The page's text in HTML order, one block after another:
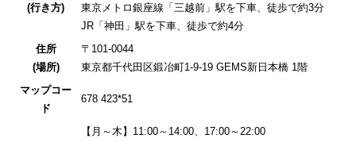
(行き方)
東京メトロ銀座線「三越前」駅を下車、徒歩で約3分
JR「神田」駅を下車、徒歩で約4分
住所
(場所)
〒101-0044
東京都千代田区鍛冶町1-9-19 GEMS新日本橋 1階
マップコー
ド
678 423*51
【月～木】11:00～14:00、17:00～22:00